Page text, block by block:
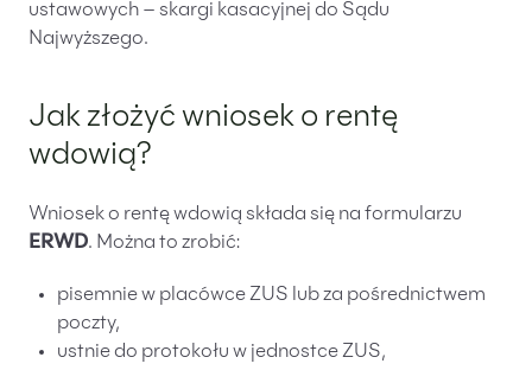
ustawowych – skargi kasacyjnej do Sądu
Najwyższego.
Jak złożyć wniosek o rentę
wdowią?
Wniosek o rentę wdowią składa się na formularzu
ERWD. Można to zrobić:
pisemnie w placówce ZUS lub za pośrednictwem
poczty,
ustnie do protokołu w jednostce ZUS,